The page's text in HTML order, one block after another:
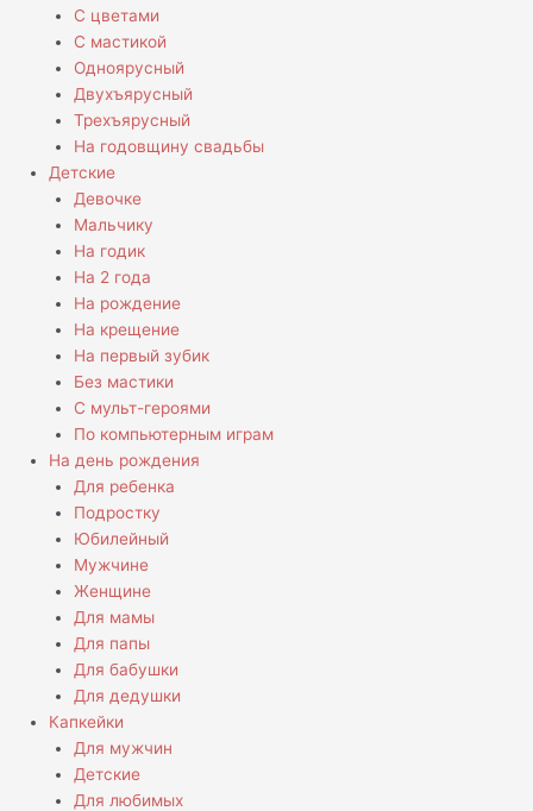
С цветами
С мастикой
Одноярусный
Двухъярусный
Трехъярусный
На годовщину свадьбы
Детские
Девочке
Мальчику
На годик
На 2 года
На рождение
На крещение
На первый зубик
Без мастики
С мульт-героями
По компьютерным играм
На день рождения
Для ребенка
Подростку
Юбилейный
Мужчине
Женщине
Для мамы
Для папы
Для бабушки
Для дедушки
Капкейки
Для мужчин
Детские
Для любимых